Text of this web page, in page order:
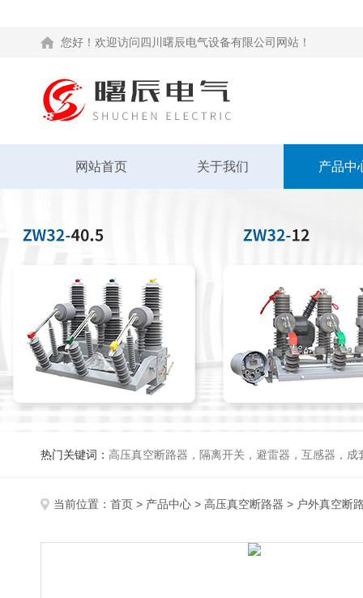
您好！欢迎访问四川曙辰电气设备有限公司网站！
网站首页 关于我们 产品中
热门关键词： 高压真空断路器，隔离开关，避雷器，互感器，成
当前位置： 首页 > 产品中心 > 高压真空断路器 > 户外真空断